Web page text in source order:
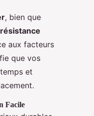
, bien que
résistance
aux facteurs
que vos
et
Facile